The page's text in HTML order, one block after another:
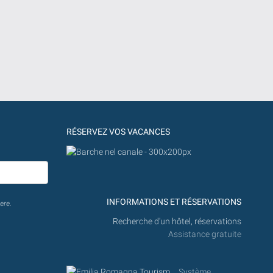
RÉSERVEZ VOS VACANCES
INFORMATIONS ET RÉSERVATIONS
Recherche d'un hôtel, réservations
Assistance gratuite